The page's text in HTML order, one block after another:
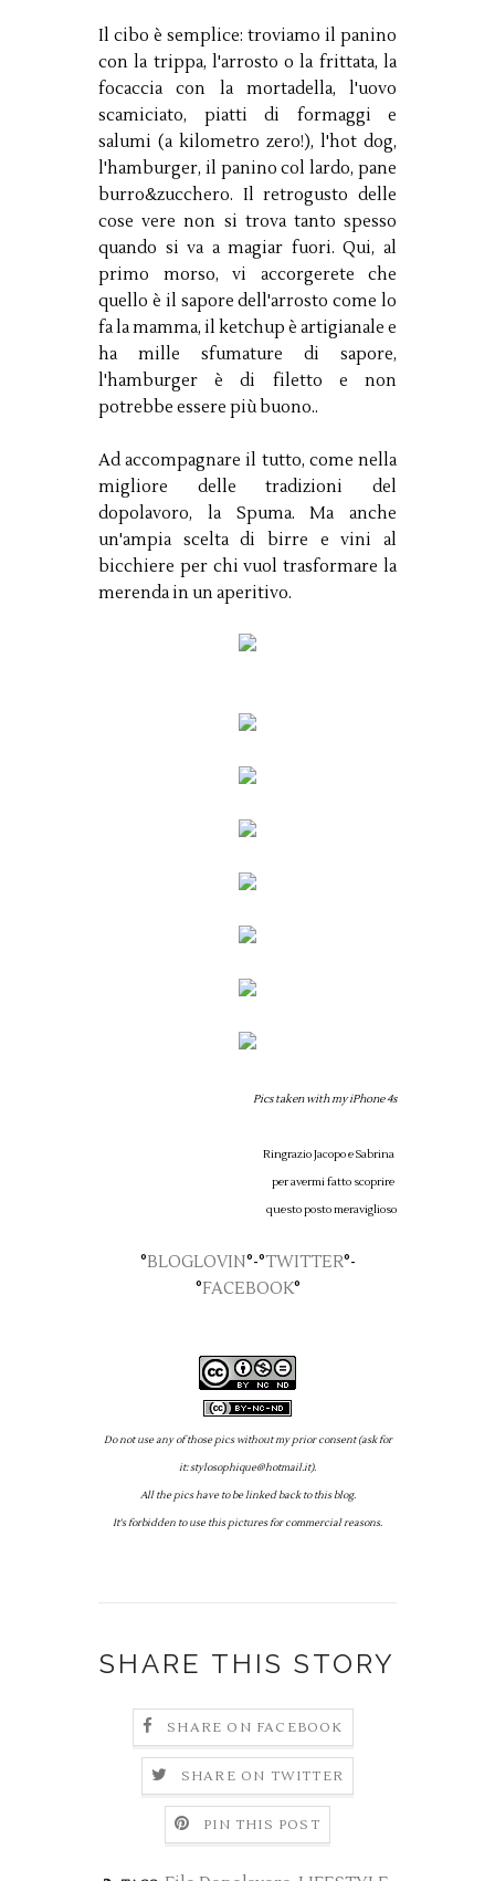
Il cibo è semplice: troviamo il panino
con la trippa, l'arrosto o la frittata, la
focaccia con la mortadella, l'uovo
scamiciato, piatti di formaggi e
salumi (a kilometro zero!), l'hot dog,
l'hamburger, il panino col lardo, pane
burro&zucchero. Il retrogusto delle
cose vere non si trova tanto spesso
quando si va a magiar fuori. Qui, al
primo morso, vi accorgerete che
quello è il sapore dell'arrosto come lo
fa la mamma, il ketchup è artigianale e
ha mille sfumature di sapore,
l'hamburger è di filetto e non
potrebbe essere più buono..
Ad accompagnare il tutto, come nella
migliore delle tradizioni del
dopolavoro, la Spuma. Ma anche
un'ampia scelta di birre e vini al
bicchiere per chi vuol trasformare la
merenda in un aperitivo.
Pics taken with my iPhone 4s
Ringrazio Jacopo e Sabrina
per avermi fatto scoprire
questo posto meraviglioso
°BLOGLOVIN°-°TWITTER°-
°FACEBOOK°
Do not use any of those pics without my prior consent (ask for
it: stylosophique@hotmail.it).
All the pics have to be linked back to this blog.
It's forbidden to use this pictures for commercial reasons.
SHARE THIS STORY
SHARE ON FACEBOOK
SHARE ON TWITTER
PIN THIS POST